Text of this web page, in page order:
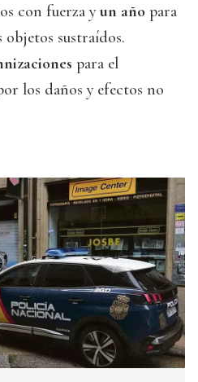
con fuerza yun año para
objetos sustraídos.
para el
los daños y efectos no